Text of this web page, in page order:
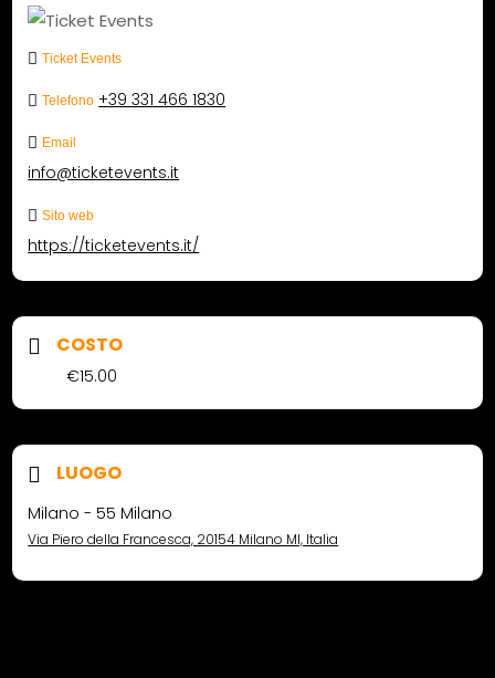
Ticket Events
Telefono +39 331 466 1830
Email
info@ticketevents.it
Sito web
https://ticketevents.it/
COSTO
€15.00
LUOGO
Milano - 55 Milano
Via Piero della Francesca, 20154 Milano MI, Italia